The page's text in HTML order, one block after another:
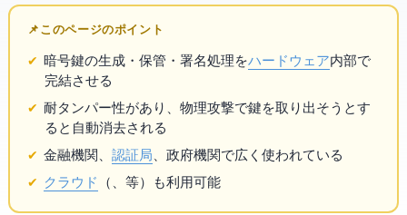
📌 このページのポイント
暗号鍵の生成・保管・署名処理をハードウェア内部で
完結させる
耐タンパー性があり、物理攻撃で鍵を取り出そうとす
ると自動消去される
金融機関、認証局、政府機関で広く使われている
クラウド
HSM（ CloudHSM、Dedicated HSM等）も利用可能